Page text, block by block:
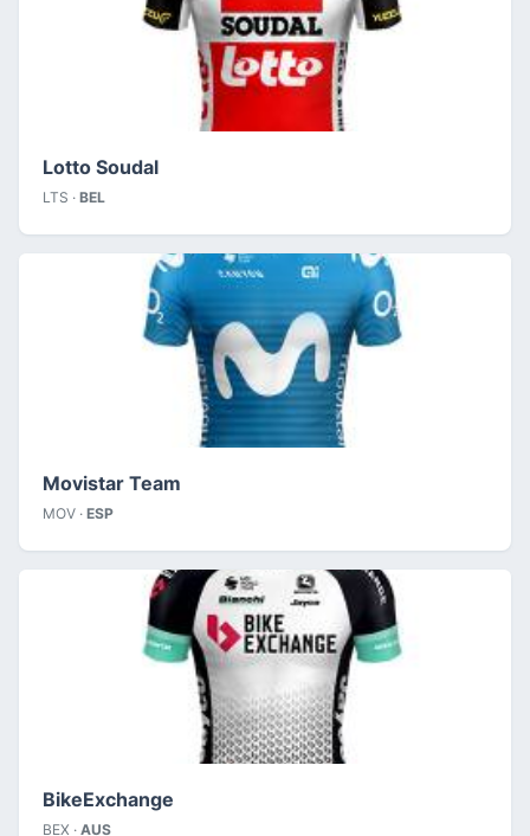
Lotto Soudal
LTS · BEL
Movistar Team
MOV · ESP
BikeExchange
BEX · AUS